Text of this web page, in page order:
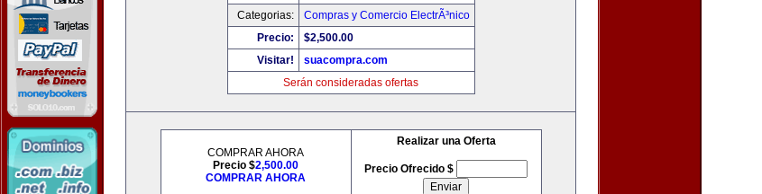
Categorias:
Compras y Comercio ElectrÃ³nico
Precio:
$2,500.00
Visitar!
suacompra.com
Serán consideradas ofertas
COMPRAR AHORA
Precio $2,500.00
COMPRAR AHORA
Realizar una Oferta
Precio Ofrecido $